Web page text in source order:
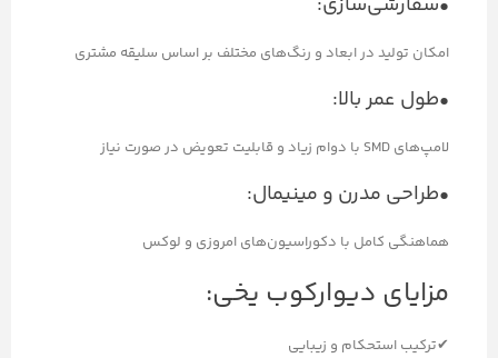
امکان تولید در ابعاد و رنگ‌های مختلف بر اساس سلیقه مشتری
•طول عمر بالا:
لامپ‌های SMD با دوام زیاد و قابلیت تعویض در صورت نیاز
•طراحی مدرن و مینیمال:
هماهنگی کامل با دکوراسیون‌های امروزی و لوکس
مزایای دیوارکوب یخی:
✔ترکیب استحکام و زیبایی